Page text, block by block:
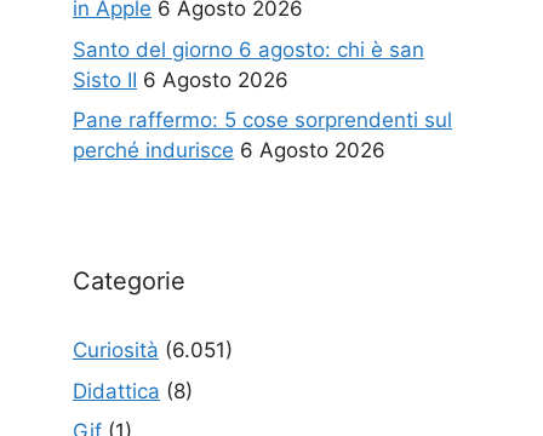
in Apple 6 Agosto 2026
Santo del giorno 6 agosto: chi è san
Sisto II 6 Agosto 2026
Pane raffermo: 5 cose sorprendenti sul
perché indurisce 6 Agosto 2026
Categorie
Curiosità (6.051)
Didattica (8)